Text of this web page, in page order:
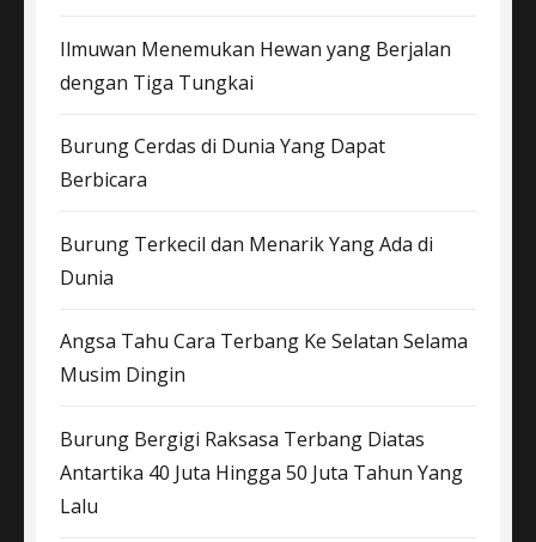
Ilmuwan Menemukan Hewan yang Berjalan
dengan Tiga Tungkai
Burung Cerdas di Dunia Yang Dapat
Berbicara
Burung Terkecil dan Menarik Yang Ada di
Dunia
Angsa Tahu Cara Terbang Ke Selatan Selama
Musim Dingin
Burung Bergigi Raksasa Terbang Diatas
Antartika 40 Juta Hingga 50 Juta Tahun Yang
Lalu